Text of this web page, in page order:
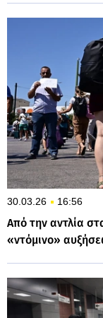
30.03.26 16:56
Από την αντλία
«ντόμινο»